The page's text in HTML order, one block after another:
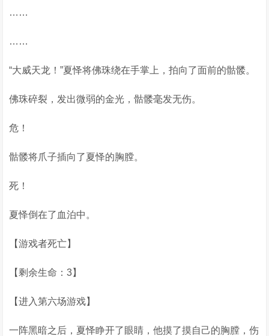
……
……
“大威天龙！”夏怿将佛珠绕在手掌上，拍向了面前的骷髅。
佛珠碎裂，发出微弱的金光，骷髅毫发无伤。
危！
骷髅将爪子插向了夏怿的胸膛。
死！
夏怿倒在了血泊中。
【游戏者死亡】
【剩余生命：3】
【进入第六场游戏】
一阵黑暗之后，夏怿睁开了眼睛，他摸了摸自己的胸膛，伤